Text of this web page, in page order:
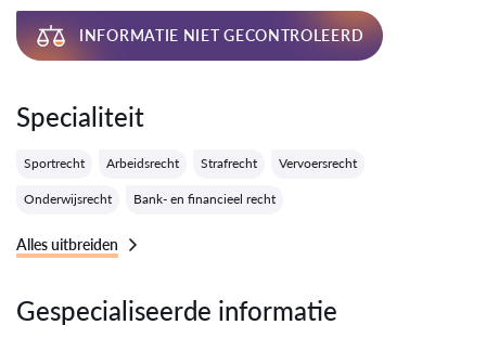
INFORMATIE NIET GECONTROLEERD
Specialiteit
Sportrecht Arbeidsrecht Strafrecht Vervoersrecht
Onderwijsrecht Bank- en financieel recht
Alles uitbreiden
Gespecialiseerde informatie